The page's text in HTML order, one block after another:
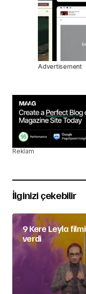
Advertisement
Reklam
İlginizi çekebilir
9 Kere Leyla
verdi